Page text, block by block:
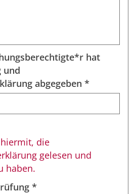
hat
und
Einverständniserklärung abgegeben *
die
gelesen und
haben.
*